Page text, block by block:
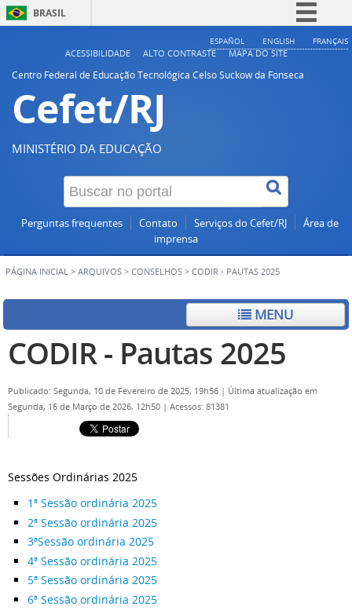
BRASIL
Simplifique!
ESPAÑOL ENGLISH FRANÇAIS
ACESSIBILIDADE ALTO CONTRASTE
MAPA DO SITE
Centro Federal de Educação Tecnológica Celso Suckow da Fonseca
Cefet/RJ
MINISTÉRIO DA EDUCAÇÃO
Perguntas frequentes Contato Serviços do Cefet/RJ
Área de
imprensa
PÁGINA INICIAL > ARQUIVOS > CONSELHOS > CODIR - PAUTAS 2025
MENU
CODIR - Pautas 2025
Publicado: Segunda, 10 de Fevereiro de 2025, 19h56 | Última atualização em
Segunda, 16 de Março de 2026, 12h50 | Acessos: 81381
Sessões Ordinárias 2025
1ª Sessão ordinária 2025
2ª Sessão ordinária 2025
3ªSessão ordinária 2025
4ª Sessão ordinária 2025
5ª Sessão ordinária 2025
6ª Sessão ordinária 2025